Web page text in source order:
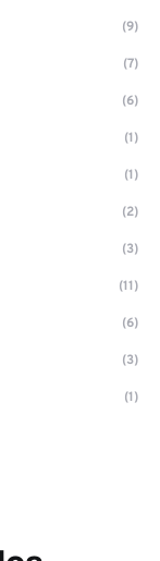
(9)
(7)
(6)
(1)
(1)
(2)
(3)
(11)
(6)
(3)
(1)